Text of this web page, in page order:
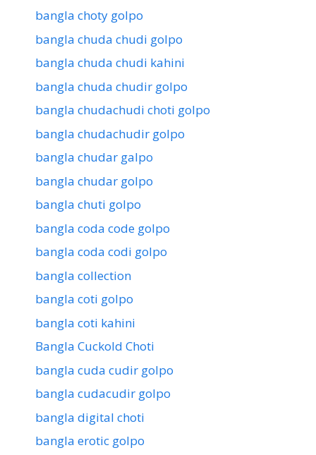
bangla choty golpo
bangla chuda chudi golpo
bangla chuda chudi kahini
bangla chuda chudir golpo
bangla chudachudi choti golpo
bangla chudachudir golpo
bangla chudar galpo
bangla chudar golpo
bangla chuti golpo
bangla coda code golpo
bangla coda codi golpo
bangla collection
bangla coti golpo
bangla coti kahini
Bangla Cuckold Choti
bangla cuda cudir golpo
bangla cudacudir golpo
bangla digital choti
bangla erotic golpo